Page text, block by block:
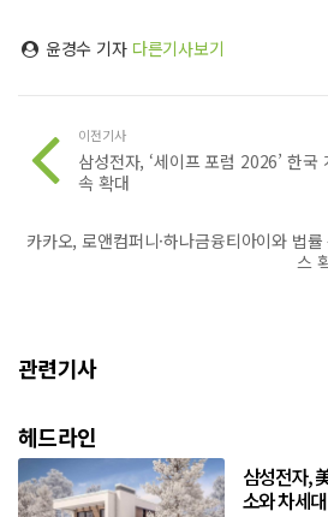
윤경수 기자 다른기사보기
이전기사
삼성전자, ‘세이프 포럼 2026’ 한
속 확대
카카오, 로앤컴퍼니·하나금융티아이와 법
스
관련기사
헤드라인
삼성전자,
소와 차세